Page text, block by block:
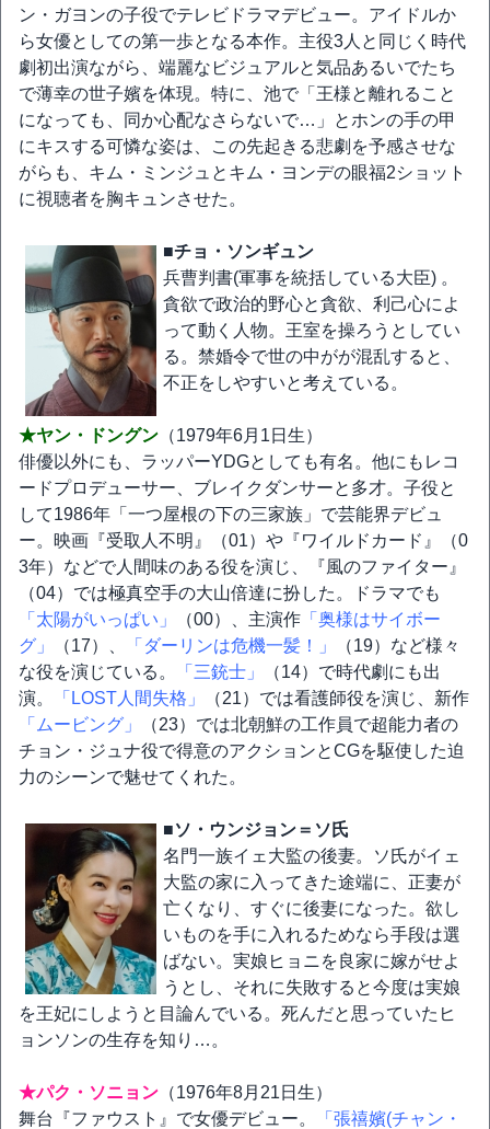
ン・ガヨンの子役でテレビドラマデビュー。アイドルか
ら女優としての第一歩となる本作。主役3人と同じく時代
劇初出演ながら、端麗なビジュアルと気品あるいでたち
で薄幸の世子嬪を体現。特に、池で「王様と離れること
になっても、同か心配なさらないで…」とホンの手の甲
にキスする可憐な姿は、この先起きる悲劇を予感させな
がらも、キム・ミンジュとキム・ヨンデの眼福2ショット
に視聴者を胸キュンさせた。
■チョ・ソンギュン
兵曹判書(軍事を統括している大臣) 。
貪欲で政治的野心と貪欲、利己心によ
って動く人物。王室を操ろうとしてい
る。禁婚令で世の中がが混乱すると、
不正をしやすいと考えている。
★ヤン・ドングン （1979年6月1日生）
俳優以外にも、ラッパーYDGとしても有名。他にもレコ
ードプロデューサー、ブレイクダンサーと多才。子役と
して1986年「一つ屋根の下の三家族」で芸能界デビュ
ー。映画『受取人不明』（01）や『ワイルドカード』（0
3年）などで人間味のある役を演じ、『風のファイター』
（04）では極真空手の大山倍達に扮した。ドラマでも
「太陽がいっぱい」
（00）、主演作 「奥様はサイボー
グ」
（17）、 「ダーリンは危機一髪！」
（19）など様々
な役を演じている。
「三銃士」
（14）で時代劇にも出
演。
「LOST人間失格」
（21）では看護師役を演じ、新作
「ムービング」
（23）では北朝鮮の工作員で超能力者の
チョン・ジュナ役で得意のアクションとCGを駆使した迫
力のシーンで魅せてくれた。
■ソ・ウンジョン＝ソ氏
名門一族イェ大監の後妻。ソ氏がイェ
大監の家に入ってきた途端に、正妻が
亡くなり、すぐに後妻になった。欲し
いものを手に入れるためなら手段は選
ばない。実娘ヒョニを良家に嫁がせよ
うとし、それに失敗すると今度は実娘
を王妃にしようと目論んでいる。死んだと思っていたヒ
ョンソンの生存を知り…。
★パク・ソニョン （1976年8月21日生）
舞台『ファウスト』で女優デビュー。
「張禧嬪(チャン・